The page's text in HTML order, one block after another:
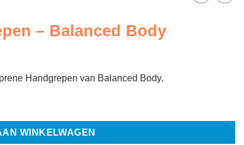
– Balanced Body
Handgrepen van Balanced Body.
WINKELWAGEN